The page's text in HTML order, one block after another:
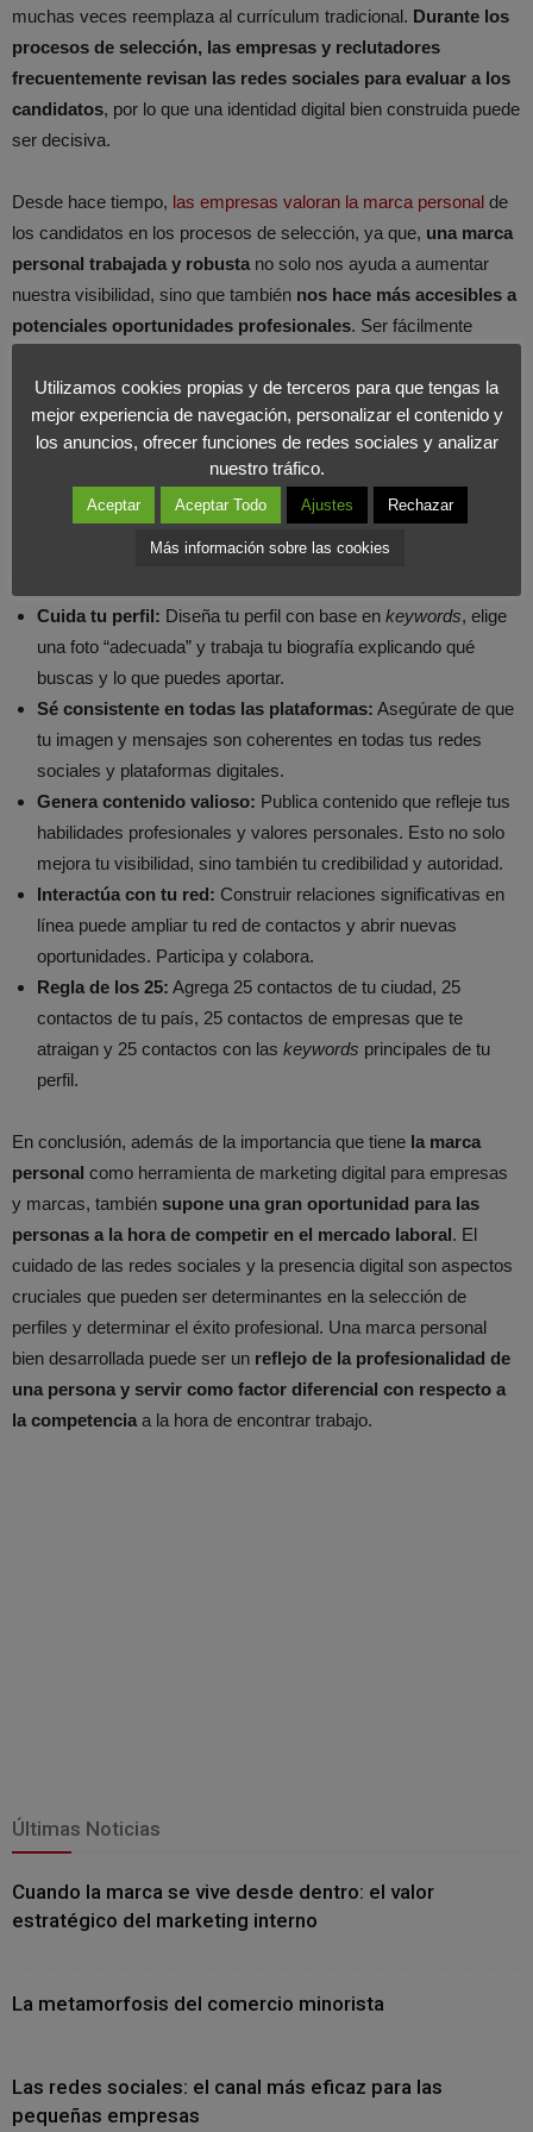
muchas veces reemplaza al currículum tradicional. Durante los
procesos de selección, las empresas y reclutadores
frecuentemente revisan las redes sociales para evaluar a los
candidatos, por lo que una identidad digital bien construida puede
ser decisiva.
Desde hace tiempo, las empresas valoran la marca personal de
los candidatos en los procesos de selección, ya que, una marca
personal trabajada y robusta no solo nos ayuda a aumentar
nuestra visibilidad, sino que también nos hace más accesibles a
potenciales oportunidades profesionales. Ser fácilmente
abrir puertas que de otra manera podrían permanecer cerradas.
Claves para crear Marca Personal
Define tu objetivo profesional:Entiende y define claramente
a qué público te diriges y qué quieres lograr con tu presencia
Cuida tu perfil: Diseña tu perfil con base en keywords, elige
una foto “adecuada” y trabaja tu biografía explicando qué
buscas y lo que puedes aportar.
Sé consistente en todas las plataformas: Asegúrate de que
tu imagen y mensajes son coherentes en todas tus redes
sociales y plataformas digitales.
Genera contenido valioso: Publica contenido que refleje tus
habilidades profesionales y valores personales. Esto no solo
mejora tu visibilidad, sino también tu credibilidad y autoridad.
Interactúa con tu red: Construir relaciones significativas en
línea puede ampliar tu red de contactos y abrir nuevas
oportunidades. Participa y colabora.
Regla de los 25: Agrega 25 contactos de tu ciudad, 25
contactos de tu país, 25 contactos de empresas que te
atraigan y 25 contactos con las keywords principales de tu
perfil.
En conclusión, además de la importancia que tiene la marca
personal como herramienta de marketing digital para empresas
y marcas, también supone una gran oportunidad para las
personas a la hora de competir en el mercado laboral. El
cuidado de las redes sociales y la presencia digital son aspectos
cruciales que pueden ser determinantes en la selección de
perfiles y determinar el éxito profesional. Una marca personal
bien desarrollada puede ser un reflejo de la profesionalidad de
una persona y servir como factor diferencial con respecto a
la competencia a la hora de encontrar trabajo.
Últimas Noticias
Cuando la marca se vive desde dentro: el valor
estratégico del marketing interno
La metamorfosis del comercio minorista
Las redes sociales: el canal más eficaz para las
pequeñas empresas
Utilizamos cookies propias y de terceros para que tengas la
mejor experiencia de navegación, personalizar el contenido y
los anuncios, ofrecer funciones de redes sociales y analizar
nuestro tráfico.
Aceptar Aceptar Todo Ajustes Rechazar
Más información sobre las cookies